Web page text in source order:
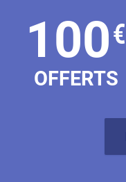
100€
OFFERTS